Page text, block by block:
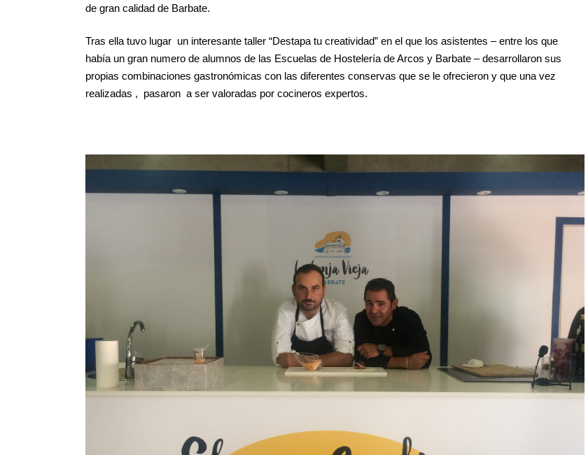
de gran calidad de Barbate.
Tras ella tuvo lugar un interesante taller “Destapa tu creatividad” en el que los asistentes – entre los que
había un gran numero de alumnos de las Escuelas de Hostelería de Arcos y Barbate – desarrollaron sus
propias combinaciones gastronómicas con las diferentes conservas que se le ofrecieron y que una vez
realizadas , pasaron a ser valoradas por cocineros expertos.